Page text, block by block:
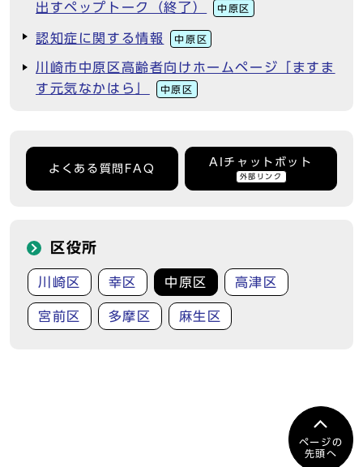
出すペップトーク（終了）
中原区
認知症に関する情報 中原区
川崎市中原区高齢者向けホームページ「ますま
す元気なかはら」
中原区
よくある質問FAQ
AIチャットボット
外部リンク
区役所
川崎区 幸区 中原区 高津区
宮前区 多摩区 麻生区
ページの
先頭へ